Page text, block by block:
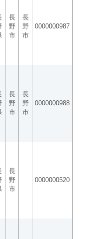
長
野
市
長
野
市
0000000987
長
野
市
長
野
市
0000000988
長
野
市
0000000520